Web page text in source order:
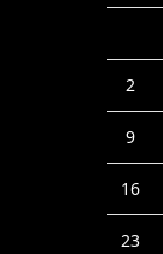
2
9
16
23